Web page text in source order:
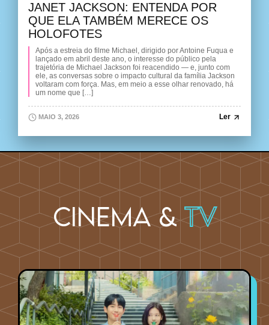
JANET JACKSON: ENTENDA POR
QUE ELA TAMBÉM MERECE OS
HOLOFOTES
Após a estreia do filme Michael, dirigido por Antoine Fuqua e
lançado em abril deste ano, o interesse do público pela
trajetória de Michael Jackson foi reacendido — e, junto com
ele, as conversas sobre o impacto cultural da família Jackson
voltaram com força. Mas, em meio a esse olhar renovado, há
um nome que […]
MAIO 3, 2026 Ler
Cinema &TV